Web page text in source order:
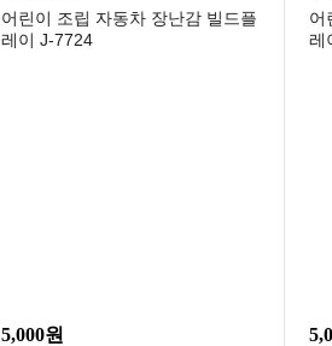
어린이 조립 자동차 장난감 빌드플
레이 J-7724
5,000원
어
레